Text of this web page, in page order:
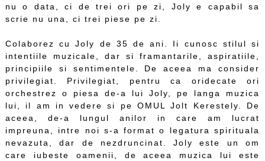
nu o data, ci de trei ori pe zi, Joly e capabil sa
scrie nu una, ci trei piese pe zi.
Colaborez cu Joly de 35 de ani. Ii cunosc stilul si
intentiile muzicale, dar si framantarile, aspiratiile,
principiile si sentimentele. De aceea ma consider
privilegiat. Privilegiat, pentru ca oridecate ori
orchestrez o piesa de-a lui Joly, pe langa muzica
lui, il am in vedere si pe OMUL Jolt Kerestely. De
aceea, de-a lungul anilor in care am lucrat
impreuna, intre noi s-a format o legatura spirituala
nevazuta, dar de nezdruncinat. Joly este un om
care iubeste oamenii, de aceea muzica lui este